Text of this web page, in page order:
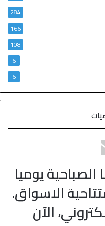
284
166
108
6
6
يوميا
الاسواق.
الآن